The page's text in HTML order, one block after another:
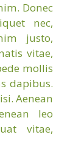
Donec
nec,
justo,
vitae,
mollis
dapibus.
Aenean
leo
vitae,